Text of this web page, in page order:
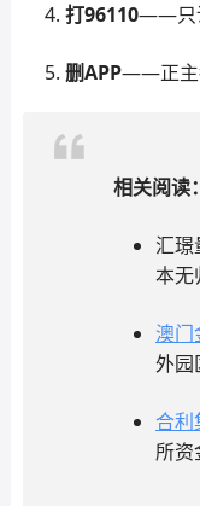
打96110——只
删APP——正主
相关阅读：
汇璟
本无
澳门
外园
合利
所资